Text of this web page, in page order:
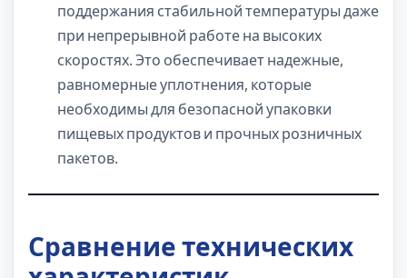
поддержания стабильной температуры даже
при непрерывной работе на высоких
скоростях. Это обеспечивает надежные,
равномерные уплотнения, которые
необходимы для безопасной упаковки
пищевых продуктов и прочных розничных
пакетов.
Сравнение технических